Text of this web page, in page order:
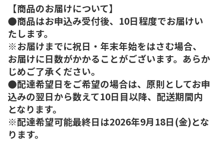
【商品のお届けについて】
●商品はお申込み受付後、10日程度でお届けい
たします。
※お届けまでに祝日・年末年始をはさむ場合、
お届けに日数がかかることがございます。あらか
じめご了承ください。
●配達希望日をご希望の場合は、原則としてお申
込みの翌日から数えて10日目以降、配送期間内
となります。
※配達希望可能最終日は2026年9月18日(金)とな
ります。